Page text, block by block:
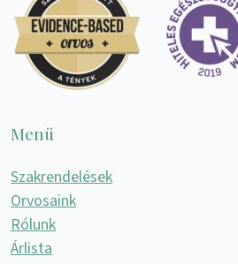
Menü
Szakrendelések
Orvosaink
Rólunk
Árlista